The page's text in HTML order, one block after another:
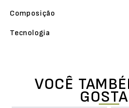
Composição
Tecnologia
VOCÊ